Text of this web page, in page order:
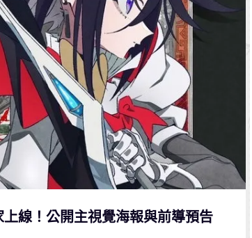
線！公開主視覺海報與前導預告